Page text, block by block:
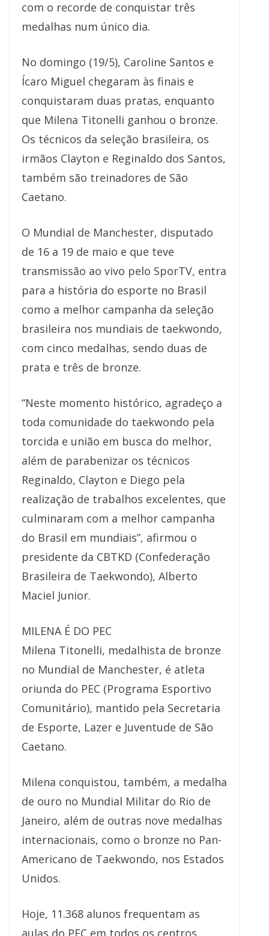
com o recorde de conquistar três
medalhas num único dia.
No domingo (19/5), Caroline Santos e
Ícaro Miguel chegaram às finais e
conquistaram duas pratas, enquanto
que Milena Titonelli ganhou o bronze.
Os técnicos da seleção brasileira, os
irmãos Clayton e Reginaldo dos Santos,
também são treinadores de São
Caetano.
O Mundial de Manchester, disputado
de 16 a 19 de maio e que teve
transmissão ao vivo pelo SporTV, entra
para a história do esporte no Brasil
como a melhor campanha da seleção
brasileira nos mundiais de taekwondo,
com cinco medalhas, sendo duas de
prata e três de bronze.
“Neste momento histórico, agradeço a
toda comunidade do taekwondo pela
torcida e união em busca do melhor,
além de parabenizar os técnicos
Reginaldo, Clayton e Diego pela
realização de trabalhos excelentes, que
culminaram com a melhor campanha
do Brasil em mundiais”, afirmou o
presidente da CBTKD (Confederação
Brasileira de Taekwondo), Alberto
Maciel Junior.
MILENA É DO PEC
Milena Titonelli, medalhista de bronze
no Mundial de Manchester, é atleta
oriunda do PEC (Programa Esportivo
Comunitário), mantido pela Secretaria
de Esporte, Lazer e Juventude de São
Caetano.
Milena conquistou, também, a medalha
de ouro no Mundial Militar do Rio de
Janeiro, além de outras nove medalhas
internacionais, como o bronze no Pan-
Americano de Taekwondo, nos Estados
Unidos.
Hoje, 11.368 alunos frequentam as
aulas do PEC em todos os centros